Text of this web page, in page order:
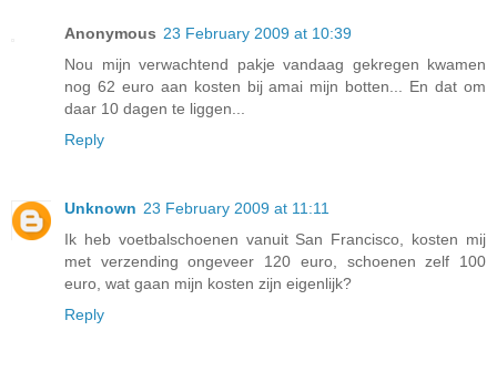
Anonymous 23 February 2009 at 10:39
Nou mijn verwachtend pakje vandaag gekregen kwamen
nog 62 euro aan kosten bij amai mijn botten... En dat om
daar 10 dagen te liggen...
Reply
Unknown 23 February 2009 at 11:11
Ik heb voetbalschoenen vanuit San Francisco, kosten mij
met verzending ongeveer 120 euro, schoenen zelf 100
euro, wat gaan mijn kosten zijn eigenlijk?
Reply